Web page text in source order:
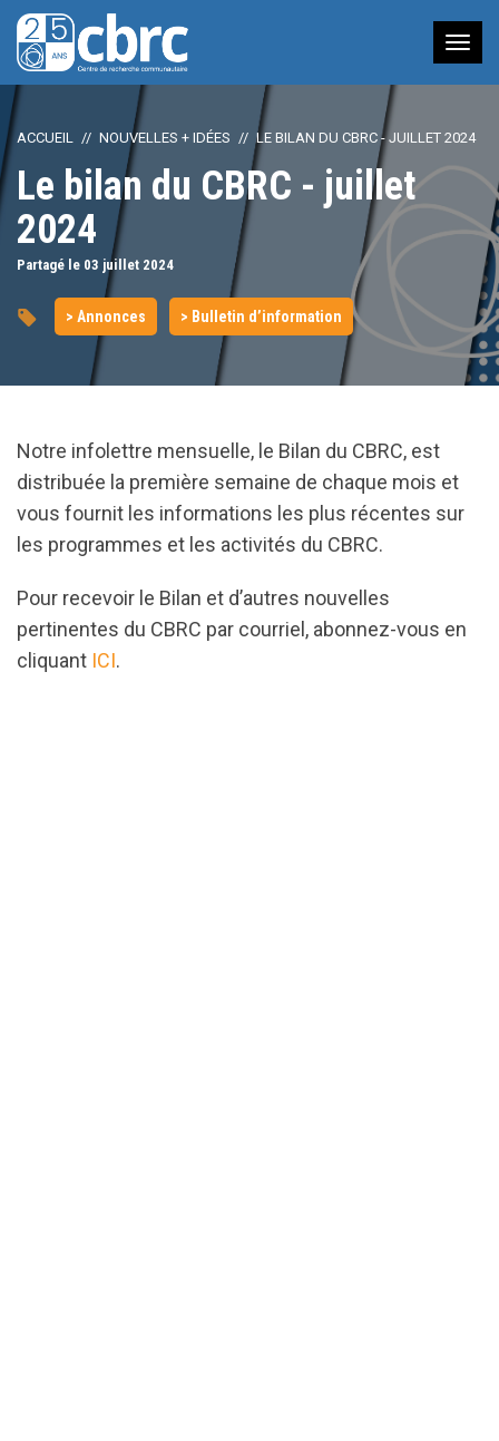
à
ACCUEIL NOUVELLES + IDÉES LE BILAN DU CBRC - JUILLET 2024
Le bilan du CBRC - juillet
2024
Partagé le 03 juillet 2024
> Annonces > Bulletin d’information
Notre infolettre mensuelle, le Bilan du CBRC, est
distribuée la première semaine de chaque mois et
vous fournit les informations les plus récentes sur
les programmes et les activités du CBRC.
Pour recevoir le Bilan et d’autres nouvelles
pertinentes du CBRC par courriel, abonnez-vous en
cliquant ICI.